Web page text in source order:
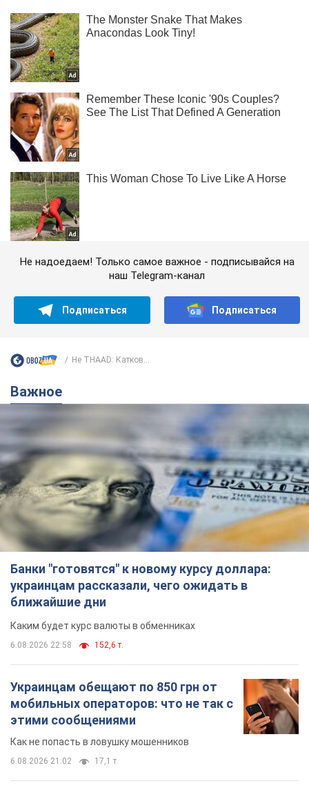
Не надоедаем! Только самое важное - подписывайся на
наш Telegram-канал
Подписаться Подписаться
Не THAAD: Катков...
Важное
Банки "готовятся" к новому курсу доллара:
украинцам рассказали, чего ожидать в
ближайшие дни
Каким будет курс валюты в обменниках
6.08.2026 22:58 152,6 т.
Украинцам обещают по 850 грн от
мобильных операторов: что не так с
этими сообщениями
Как не попасть в ловушку мошенников
6.08.2026 21:02 17,1 т.